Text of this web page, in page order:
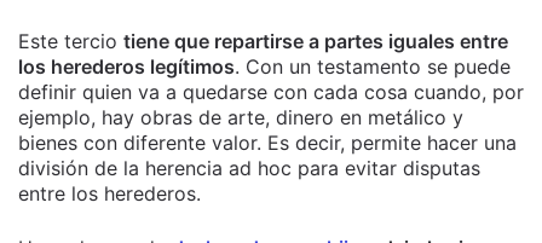
Este tercio tiene que repartirse a partes iguales entre
los herederos legítimos. Con un testamento se puede
definir quien va a quedarse con cada cosa cuando, por
ejemplo, hay obras de arte, dinero en metálico y
bienes con diferente valor. Es decir, permite hacer una
división de la herencia ad hoc para evitar disputas
entre los herederos.